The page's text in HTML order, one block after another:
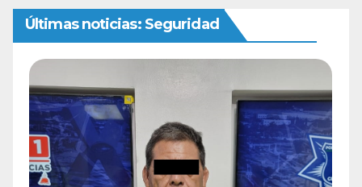
Últimas noticias: Seguridad